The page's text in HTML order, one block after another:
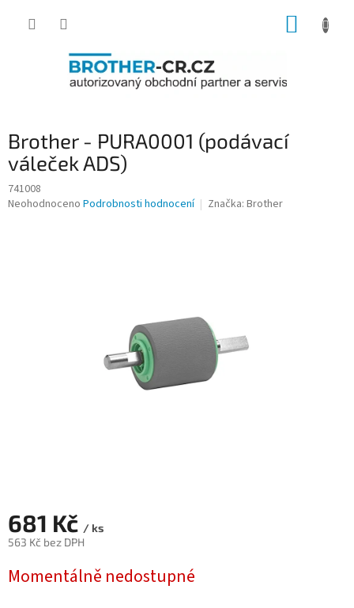
Brother - PURA0001 (podávací
váleček ADS)
741008
Průměrné
Neohodnoceno Podrobnosti hodnocení Značka: Brother
681 Kč / ks
563 Kč bez DPH
cena:
Momentálně nedostupné